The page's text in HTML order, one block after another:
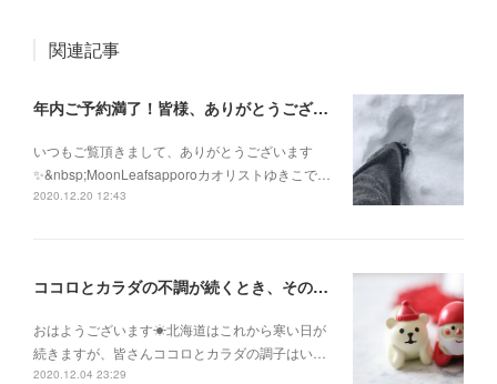
関連記事
年内ご予約満了！皆様、ありがとうございます！
いつもご覧頂きまして、ありがとうございます
✨&nbsp;MoonLeafsapporoカオリストゆきこで…
2020.12.20 12:43
ココロとカラダの不調が続くとき、そのままにして諦めないで！
おはようございます☀北海道はこれから寒い日が
続きますが、皆さんココロとカラダの調子はい…
2020.12.04 23:29